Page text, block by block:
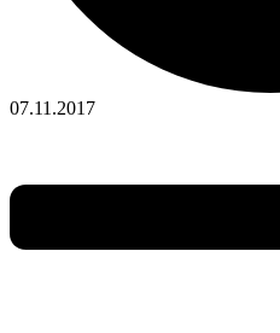
07.11.2017